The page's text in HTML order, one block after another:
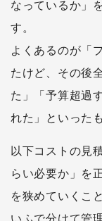
なっているか」
す。
よくあるのが「
たけど、その後
た」「予算超過
れた」といった
以下コストの見
らい必要か」を
を狭めていくこ